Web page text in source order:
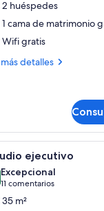
2 huéspedes
1 cama de matrimonio
Wifi gratis
detalles
cama, un televisor y
ejecutivo
de 10
Excepcional
11 comentarios
(11 comentarios)
35 m²